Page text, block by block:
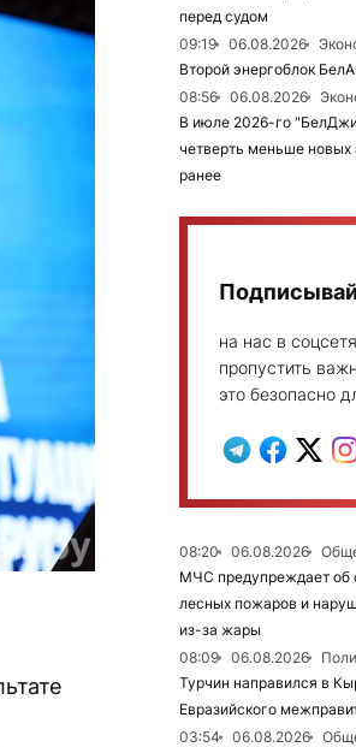
перед судом
09:19
06.08.2026
Второй энергоблок
08:56
06.08.2026
В июле 2026-го
четверть меньше
ранее
на нас в
пропустить
это безопасно
08:20 06.08.2026
МЧС предупреждает об
лесных пожаров и
из-за жары
08:09
06.08.2026
Турчин направился в
Евразийского
03:54
06.08.2026